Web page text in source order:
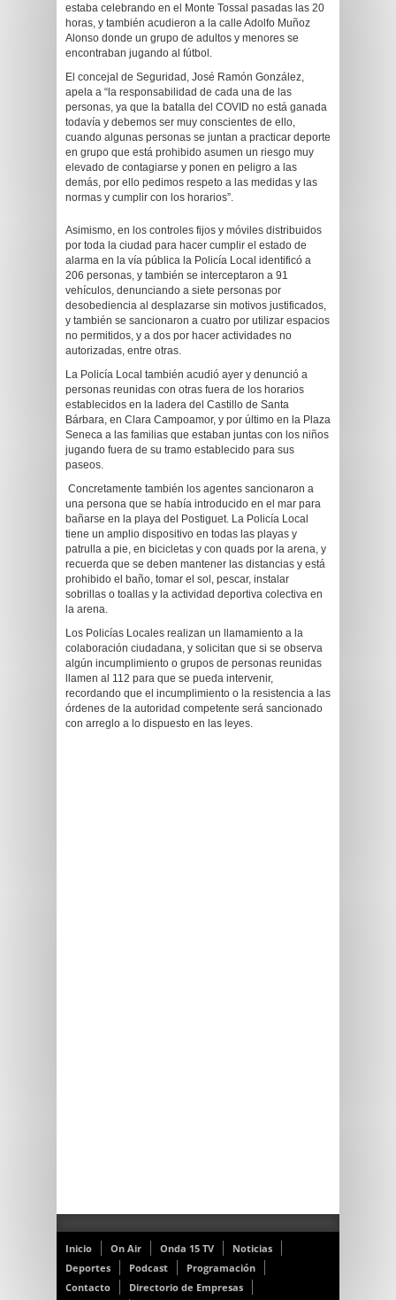
estaba celebrando en el Monte Tossal pasadas las 20
horas, y también acudieron a la calle Adolfo Muñoz
Alonso donde un grupo de adultos y menores se
encontraban jugando al fútbol.
El concejal de Seguridad, José Ramón González,
apela a “la responsabilidad de cada una de las
personas, ya que la batalla del COVID no está ganada
todavía y debemos ser muy conscientes de ello,
cuando algunas personas se juntan a practicar deporte
en grupo que está prohibido asumen un riesgo muy
elevado de contagiarse y ponen en peligro a las
demás, por ello pedimos respeto a las medidas y las
normas y cumplir con los horarios”.
Asimismo, en los controles fijos y móviles distribuidos
por toda la ciudad para hacer cumplir el estado de
alarma en la vía pública la Policía Local identificó a
206 personas, y también se interceptaron a 91
vehículos, denunciando a siete personas por
desobediencia al desplazarse sin motivos justificados,
y también se sancionaron a cuatro por utilizar espacios
no permitidos, y a dos por hacer actividades no
autorizadas, entre otras.
La Policía Local también acudió ayer y denunció a
personas reunidas con otras fuera de los horarios
establecidos en la ladera del Castillo de Santa
Bárbara, en Clara Campoamor, y por último en la Plaza
Seneca a las familias que estaban juntas con los niños
jugando fuera de su tramo establecido para sus
paseos.
Concretamente también los agentes sancionaron a
una persona que se había introducido en el mar para
bañarse en la playa del Postiguet. La Policía Local
tiene un amplio dispositivo en todas las playas y
patrulla a pie, en bicicletas y con quads por la arena, y
recuerda que se deben mantener las distancias y está
prohibido el baño, tomar el sol, pescar, instalar
sobrillas o toallas y la actividad deportiva colectiva en
la arena.
Los Policías Locales realizan un llamamiento a la
colaboración ciudadana, y solicitan que si se observa
algún incumplimiento o grupos de personas reunidas
llamen al 112 para que se pueda intervenir,
recordando que el incumplimiento o la resistencia a las
órdenes de la autoridad competente será sancionado
con arreglo a lo dispuesto en las leyes.
Inicio On Air Onda 15 TV
Noticias
Deportes
Podcast
Programación
Contacto
Directorio de Empresas